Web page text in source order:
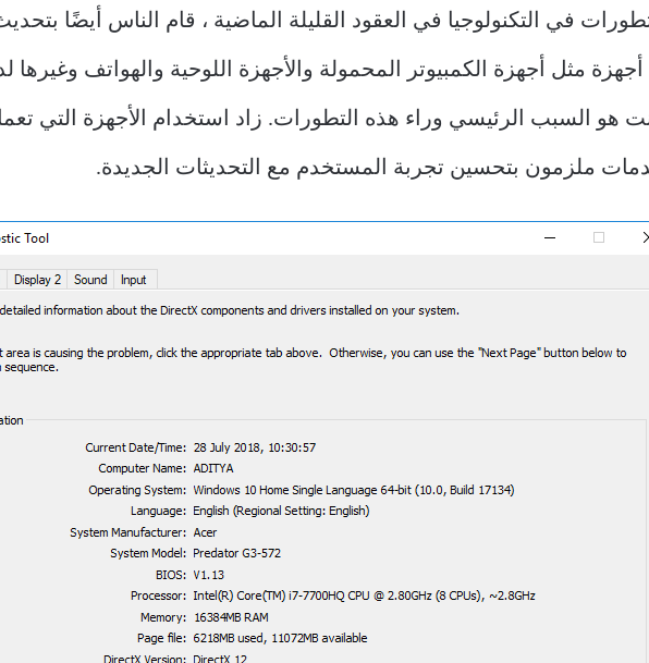
في التكنولوجيا في العقود القليلة الماضية ، قام الناس أيضًا
مثل أجهزة الكمبيوتر المحمولة والأجهزة اللوحية والهواتف وغيرها
هو السبب الرئيسي وراء هذه التطورات. زاد استخدام الأجهزة التي
ملزمون بتحسين تجربة المستخدم مع التحديثات الجديدة.